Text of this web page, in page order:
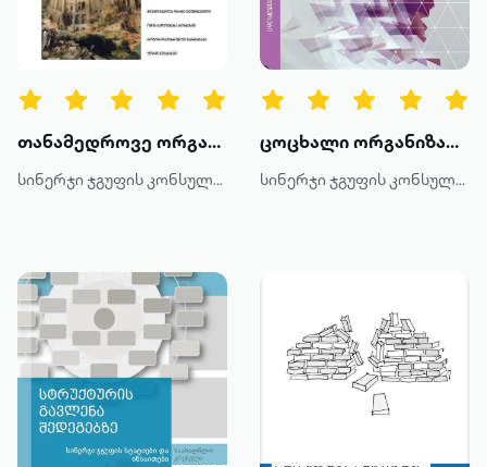
წიგნის ტიპები
ყველა
ტექსტური
ხმოვანი
მოთხრობა
რომანი
პოეზია
დოკუმენტური პროზა
თანამედროვე ორგანიზაციების მართვა
სინერჯი ჯგუფის კონსულტანტები
ცოცხალი ორგანიზაციული სტრუქტურები
სინერჯი ჯგუფის კონსულტანტები